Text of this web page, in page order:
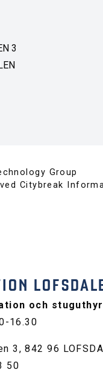
3
Group
Citybreak
och
16.30
3, 842 96
50